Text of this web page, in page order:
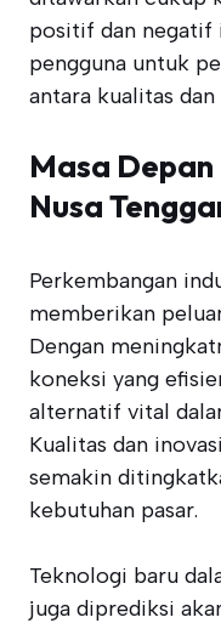
positif dan negatif
pengguna untuk
antara kualitas dan
Masa Depan
Nusa
Perkembangan
memberikan
Dengan
koneksi yang
alternatif vital
Kualitas dan
semakin
kebutuhan pasar.
Teknologi baru
juga diprediksi